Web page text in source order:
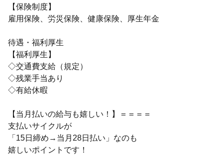
【保険制度】
雇用保険、労災保険、健康保険、厚生年金
待遇・福利厚生
【福利厚生】
◇交通費支給（規定）
◇残業手当あり
◇有給休暇
【当月払いの給与も嬉しい！】＝＝＝＝
支払いサイクルが
「15日締め→当月28日払い」なのも
嬉しいポイントです！